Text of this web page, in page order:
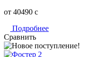
от 40490 c
Подробнее
Сравнить